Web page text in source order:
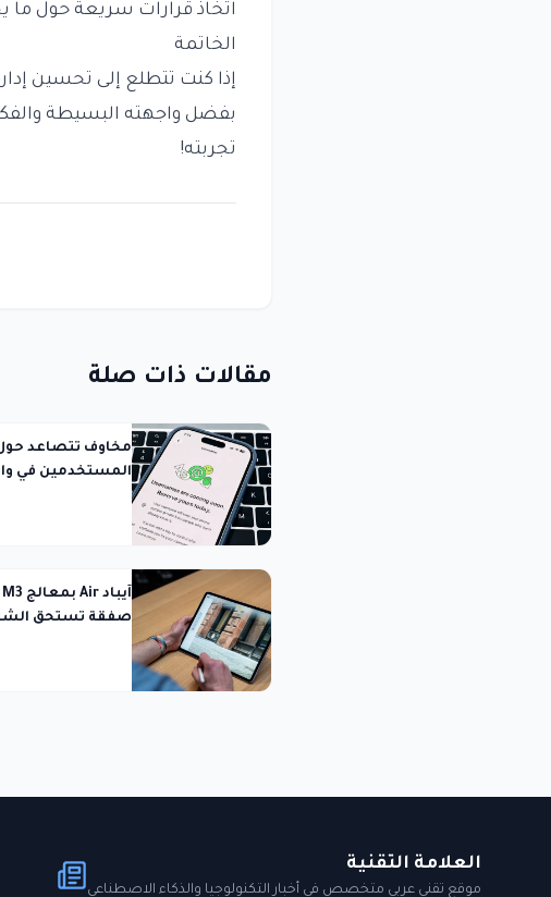
اتخاذ قرارات سريعة حول ما
الخاتمة
إذا كنت تتطلع إلى تحسين
بفضل واجهته البسيطة
تجربته!
مقالات ذات صلة
مخاوف تتصاعد
المستخدمين في
صفقة تستحق
العلامة التقنية
موقع تقني عربي متخصص في أخبار التكنولوجيا والذكاء الاصطناعي